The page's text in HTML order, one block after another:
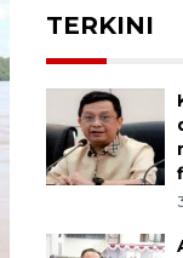
TERKINI